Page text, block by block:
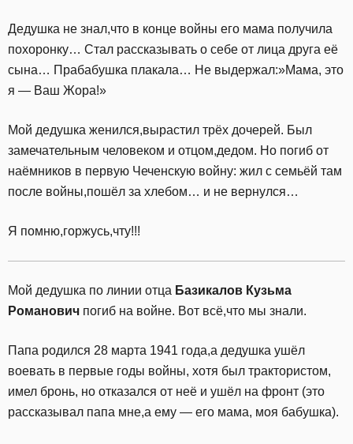
Дедушка не знал,что в конце войны его мама получила
похоронку… Стал рассказывать о себе от лица друга её
сына… Прабабушка плакала… Не выдержал:»Мама, это
я — Ваш Жора!»
Мой дедушка женился,вырастил трёх дочерей. Был
замечательным человеком и отцом,дедом. Но погиб от
наёмников в первую Чеченскую войну: жил с семьёй там
после войны,пошёл за хлебом… и не вернулся…
Я помню,горжусь,чту!!!
Мой дедушка по линии отца Базикалов Кузьма
Романович погиб на войне. Вот всё,что мы знали.
Папа родился 28 марта 1941 года,а дедушка ушёл
воевать в первые годы войны, хотя был трактористом,
имел бронь, но отказался от неё и ушёл на фронт (это
рассказывал папа мне,а ему — его мама, моя бабушка).